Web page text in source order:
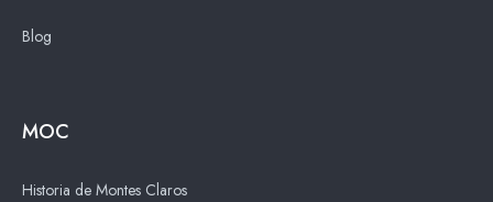
Blog
MOC
Historia de Montes Claros